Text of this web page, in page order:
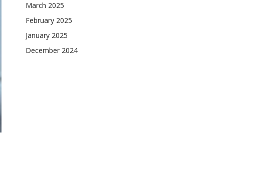
March 2025
February 2025
January 2025
December 2024